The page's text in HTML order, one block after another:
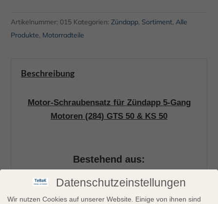
GTS50
KS50
284
Artikelnummer: 015 Kategorien:Zündapp, Sortiment, Alle
Produkte, Motorradteile
Beschreibung
Motor-Schraubensatz für Zündapp 5-Gang
Motoren (284) GTS 50 & KS 50
Bestehend aus:
Verzinkten Zylinderkopfschraub en mit
Innensechskant
Datenschutzeinstellungen
Wir nutzen Cookies auf unserer Website. Einige von ihnen sind